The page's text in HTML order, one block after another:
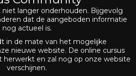
langer onderhouden. Bijgevolg
dat de aangeboden informatie
nog actueel is.
in de mate van het mogelijke
nieuwe website. De online cursus
herwerkt en zal nog op onze website
verschijnen.